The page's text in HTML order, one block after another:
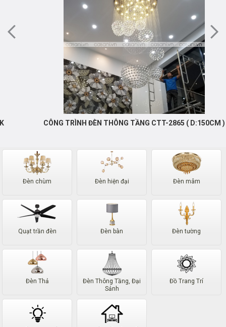
CÔNG TRÌNH ĐÈN THÔNG TẦNG CTT-2865 ( D:150CM )
Đèn chùm Đèn hiện đại Đèn mâm
Quạt trần đèn Đèn bàn Đèn tường
Đèn Thả
Đèn Thông Tầng, Đại
Sảnh
Đồ Trang Trí